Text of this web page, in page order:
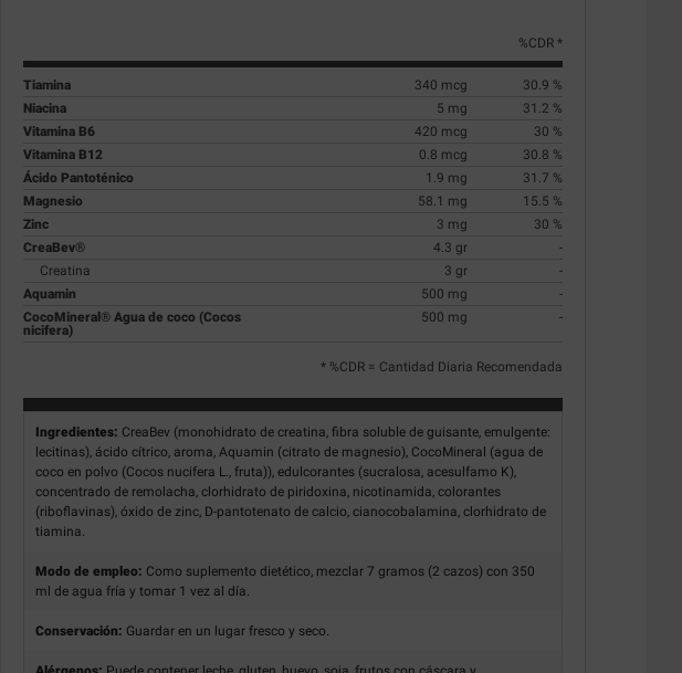
%CDR *
Tiamina 340 mcg
30.9 %
Niacina
5 mg
31.2 %
Vitamina B6
420 mcg
30 %
Vitamina B12
0.8 mcg
30.8 %
Ácido Pantoténico
1.9 mg
31.7 %
Magnesio
58.1 mg
15.5 %
Zinc
3 mg
30 %
CreaBev®
4.3 gr
-
Creatina
3 gr
-
Aquamin
500 mg
-
CocoMineral® Agua de coco (Cocos
nicifera)
500 mg -
* %CDR = Cantidad Diaria Recomendada
Ingredientes: CreaBev (monohidrato de creatina, fibra soluble de guisante, emulgente:
lecitinas), ácido cítrico, aroma, Aquamin (citrato de magnesio), CocoMineral (agua de
coco en polvo (Cocos nucifera L., fruta)), edulcorantes (sucralosa, acesulfamo K),
concentrado de remolacha, clorhidrato de piridoxina, nicotinamida, colorantes
(riboflavinas), óxido de zinc, D-pantotenato de calcio, cianocobalamina, clorhidrato de
tiamina.
Modo de empleo: Como suplemento dietético, mezclar 7 gramos (2 cazos) con 350
ml de agua fría y tomar 1 vez al día.
Conservación: Guardar en un lugar fresco y seco.